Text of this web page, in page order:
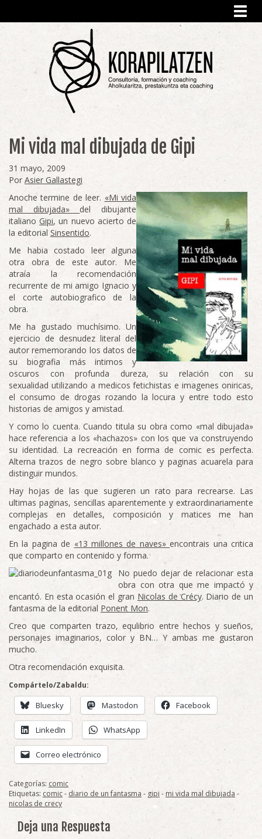
Mi vida mal dibujada de Gipi
31 mayo, 2009
Por Asier Gallastegi
Anoche termine de leer. «Mi vida
mal dibujada»del dibujante
italiano Gipi, un nuevo acierto de
la editorial Sinsentido.
Me habia costado leer alguna
otra obra de este autor. Me
atraía la recomendación
recurrente de mi amigo Ignacio y
el corte autobiografico de la
obra.
Me ha gustado muchísimo. Un
ejercicio de desnudez literal del
autor rememorando los datos de
su biografia más intimos y
oscuros con profunda dureza, su relación con su
sexualidad utilizando a medicos fetichistas e imagenes oniricas,
el consumo de drogas rozando la locura y entre todo esto
historias de amigos y amistad.
Y como lo cuenta. Cuando titula su obra como «mal dibujada»
hace referencia a los «hachazos» con los que va construyendo
su identidad. La recreación en forma de comic es perfecta.
Alterna trazos de negro sobre blanco y paginas acuarela para
distinguir mundos.
Hay hojas de las que sugieren un rato para recrearse. Las
ultimas paginas, sencillas aparentemente y extraordinariamente
complejas en detalles, composición y matices me han
engachado a esta autor.
En la pagina de «13 millones de naves»encontrais una critica
que comparto en contenido y forma.
No puedo dejar de relacionar esta
obra con otra que me impactó y
encantó. En esta ocasión el gran Nicolas de Crécy. Diario de un
fantasma de la editorial Ponent Mon.
Creo que comparten trazo, equlibrio entre hechos y sueños,
personajes imaginarios, color y BN… Y ambas me gustaron
mucho.
Otra recomendación exquisita.
Compártelo/Zabaldu:
Bluesky Mastodon Facebook
LinkedIn WhatsApp
Correo electrónico
Categorías: comic
Etiquetas: comic- diario de un fantasma - gipi - mi vida mal dibujada -
nicolas de crecy
Deja una Respuesta